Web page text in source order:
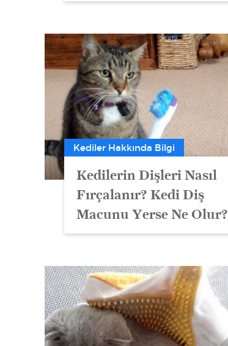
Kediler Hakkında Bilgi
Kedilerin Dişleri Nasıl
Fırçalanır? Kedi Diş
Macunu Yerse Ne Olur?